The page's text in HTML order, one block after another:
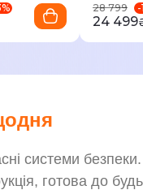
%
28 799
-
24 499
системи
готова до